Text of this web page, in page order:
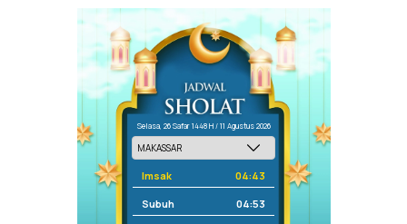
Selasa, 26 Safar 1448 H / 11 Agustus 2026
Imsak 04:43
Subuh 04:53